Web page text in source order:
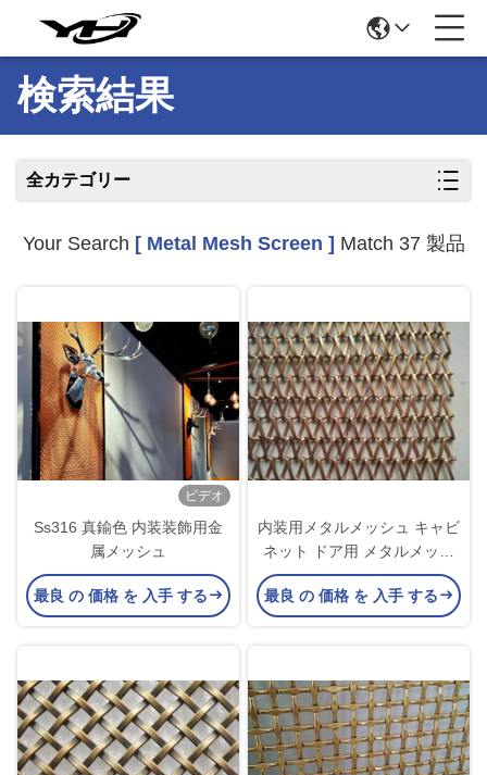
検索結果
全カテゴリー
Your Search [ Metal Mesh Screen ] Match 37 製品
ビデオ
Ss316 真鍮色 内装装飾用金
属メッシュ
最良 の 価格 を 入手 する
内装用メタルメッシュ キャビ
ネット ドア用 メタルメッシ
ュ
最良 の 価格 を 入手 する